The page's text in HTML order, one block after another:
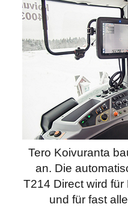
Tero Koivuranta
an. Die
T214 Direct wird
und für fast